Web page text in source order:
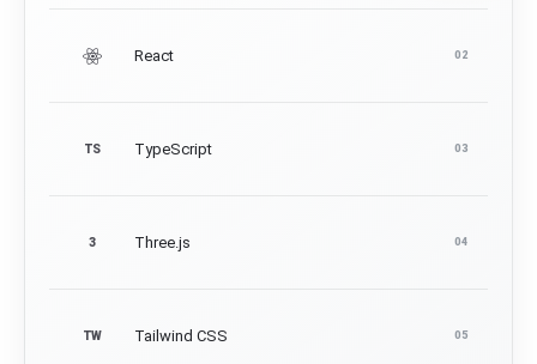
React 02
TS TypeScript 03
3 Three.js 04
TW Tailwind CSS 05